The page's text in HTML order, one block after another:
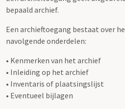
bepaald archief.
Een archieftoegang bestaat over
navolgende onderdelen:
• Kenmerken van het archief
• Inleiding op het archief
• Inventaris of plaatsingslijst
• Eventueel bijlagen